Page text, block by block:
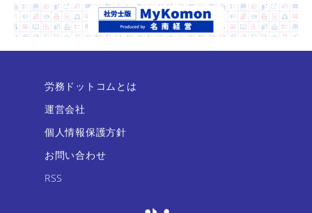
労務ドットコムとは
運営会社
個人情報保護方針
お問い合わせ
RSS